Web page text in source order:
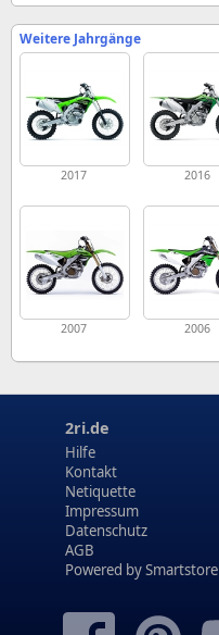
Weitere Jahrgänge
2017 2016
2007 2006
2ri.de
Hilfe
Kontakt
Netiquette
Impressum
Datenschutz
AGB
Powered bySmartstore